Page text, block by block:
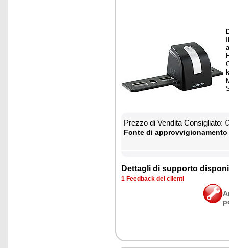
Prez­zo di Ven­di­ta Con­si­glia­to:
Fon­te di
Det­ta­gli di sup­por­to
1 Feed­back dei clien­ti